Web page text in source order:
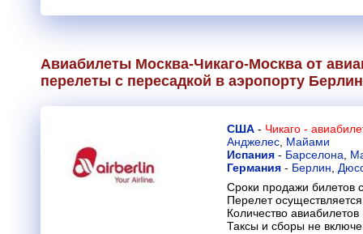
Авиабилеты Москва-Чикаго-Москва от
перелеты с пересадкой в аэропорту
США - Чикаго -
Анджелес Майами
Испания - Барселона
Германия - Берлин
Сроки продажи билетов
Перелет
Количество
Таксы и сборы не